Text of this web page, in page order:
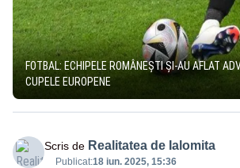
FOTBAL: ECHIPELE ROMÂNEȘTI ȘI-AU AFLAT
CUPELE EUROPENE
Scris de Realitatea de Ialomita
Publicat:18 iun. 2025, 15:36